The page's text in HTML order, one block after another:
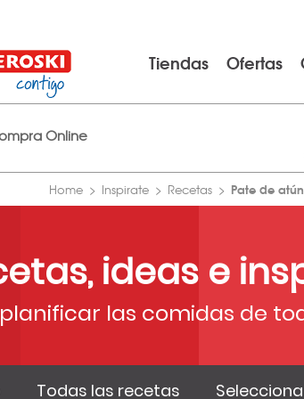
Tiendas Ofertas
Online
Home Inspirate Recetas Pate de
ideas e
las comidas de
Todas las recetas